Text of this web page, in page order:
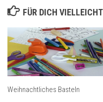
FÜR DICH
Weihnachtliches Basteln